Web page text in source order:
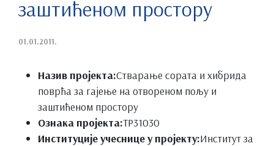
заштићеном простору
01.01.2011.
Назив пројекта:Стварање сората и хибрида
поврћа за гајење на отвореном пољу и
заштићеном простору
Ознака пројекта:ТР31030
Институције учеснице у пројекту:Институт за